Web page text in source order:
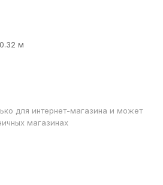
м
для интернет-магазина и может
магазинах